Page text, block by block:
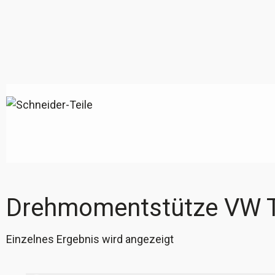
Drehmomentstütze VW
Einzelnes Ergebnis wird angezeigt